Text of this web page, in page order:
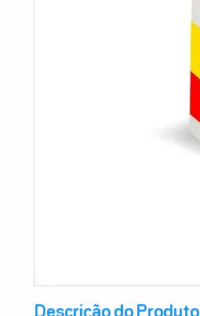
Descrição do Produto